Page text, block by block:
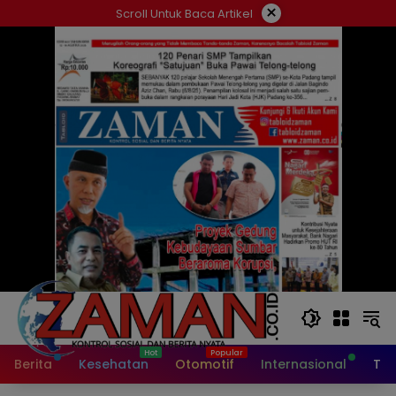
ke
Scroll Untuk Baca Artikel ×
Berita Kesehatan Otomotif Internasional